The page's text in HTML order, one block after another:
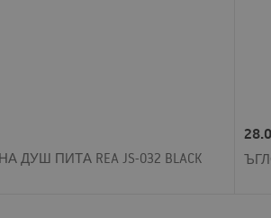
ДУШ ПИТА REA JS-032 BLACK